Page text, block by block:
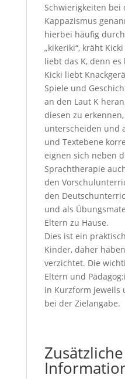
Schwierigkeiten
Kappazismus
hierbei häufig
„kikeriki“, kräht
liebt das K, denn
Kicki liebt
Spiele und
an den Laut K
diesen zu
unterscheiden und
und Textebene
eignen sich neben
Sprachtherapie
den
den
und als
Eltern zu Hause.
Dies ist ein
Kinder, daher
verzichtet. Die
Eltern und
in Kurzform jeweils
bei der Zielangabe.
Zusätzliche